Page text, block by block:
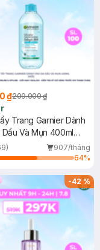
₫209.000 ₫
Trang Garnier Dành
Và Mụn 400ml
907/tháng
64%
-42%